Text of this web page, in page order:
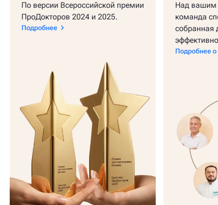
По версии Всероссийской премии
ПроДокторов 2024 и 2025.
Подробнее
Над вашим
команда
собранная
Подробнее о